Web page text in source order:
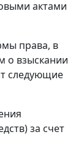
актами
права, в
о взыскании
следующие
за счет